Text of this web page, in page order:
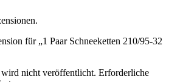
für „1 Paar Schneeketten 210/95-32
nicht veröffentlicht. Erforderliche